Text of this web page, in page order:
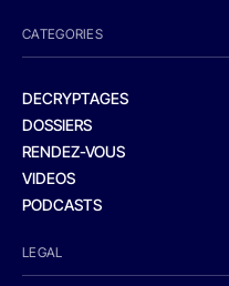
CATEGORIES
DECRYPTAGES
DOSSIERS
RENDEZ-VOUS
VIDEOS
PODCASTS
LEGAL